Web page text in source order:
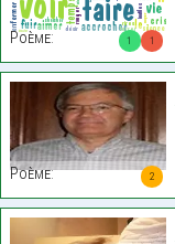
1 1
Poème:
2
Poème: